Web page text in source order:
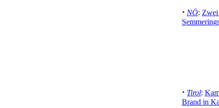
· NÖ:
· Tirol:
Brand in